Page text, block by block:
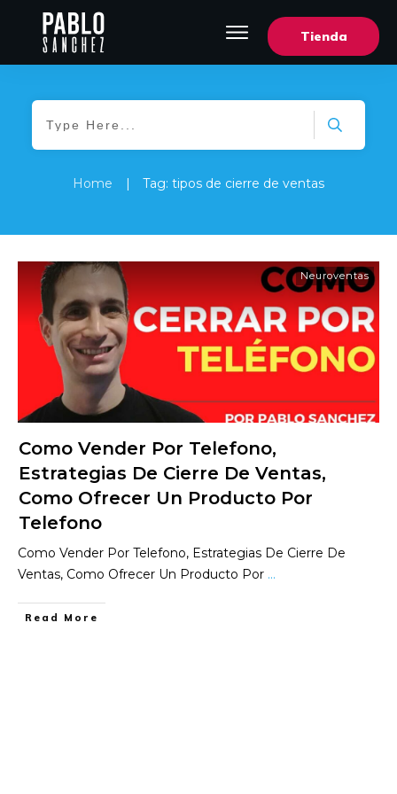
Tienda
Home Tag: tipos de cierre de ventas
Neuroventas
Como Vender Por Telefono,
Estrategias De Cierre De Ventas,
Como Ofrecer Un Producto Por
Telefono
Como Vender Por Telefono, Estrategias De Cierre De
Ventas, Como Ofrecer Un Producto Por ...
​Read More